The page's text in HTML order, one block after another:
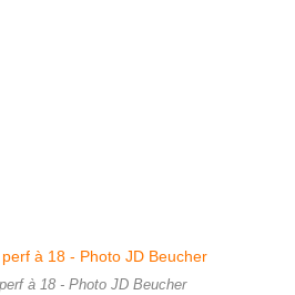
à 18 - Photo JD Beucher